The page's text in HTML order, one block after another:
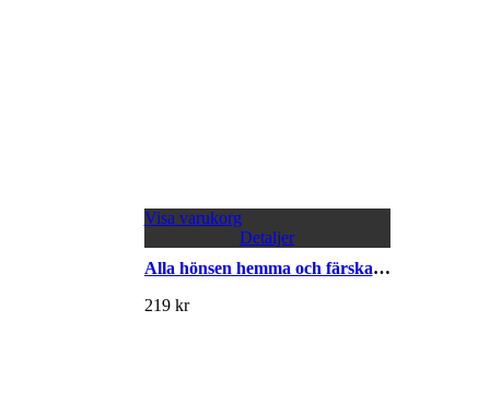
Visa varukorg
Detaljer
Alla hönsen hemma och färska ägg i köket
219 kr